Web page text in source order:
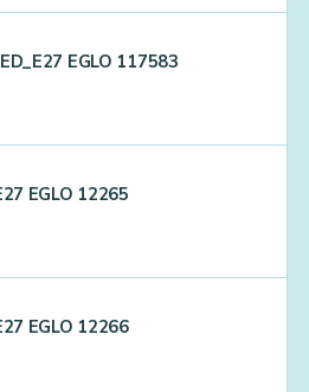
EGLO 117583
EGLO 12265
EGLO 12266